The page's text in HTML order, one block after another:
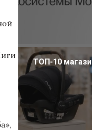
ТОП-10